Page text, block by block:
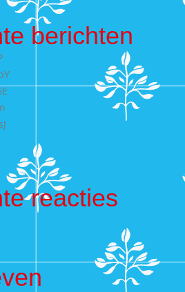
berichten
reacties